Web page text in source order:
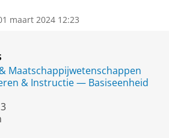
maart 2024 12:23
Maatschappijwetenschappen
& Instructie — Basiseenheid